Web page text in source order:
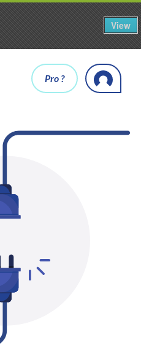
View
Pro ?